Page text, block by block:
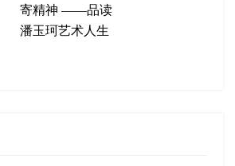
寄精神 ——品读
潘玉珂艺术人生